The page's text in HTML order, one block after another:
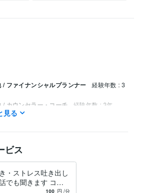
ファイナンシャルプランナー
経験年数 : 3
/ カウンセラー・コーチ 経験年数 : 3年
アドバイザー
見る
ビス
・ストレス吐き出し
でも聞きます コン
100 円 /分